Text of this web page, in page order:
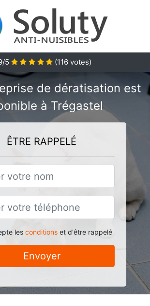
5 (116 votes)
de dératisation est
à Trégastel
ÊTRE RAPPELÉ
les conditionset d'être rappelé
Envoyer